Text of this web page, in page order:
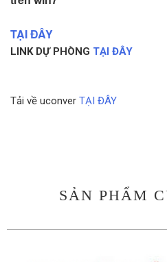
TẠI ĐÂY
LINK DỰ PHÒNG TẠI ĐÂY
Tải về uconver TẠI ĐÂY
SẢN PHẨM